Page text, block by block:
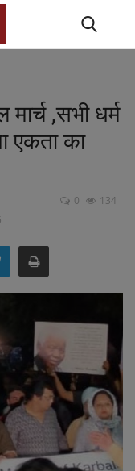
,सभी धर्म
एकता का
0 134